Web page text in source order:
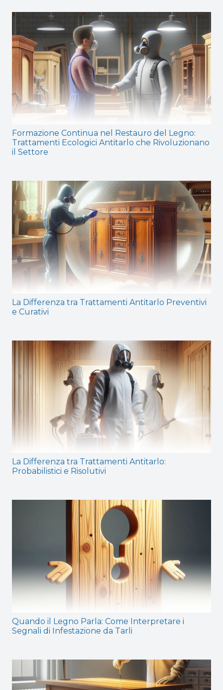
Formazione Continua nel Restauro del Legno:
Trattamenti Ecologici Antitarlo che Rivoluzionano
il Settore
La Differenza tra Trattamenti Antitarlo Preventivi
e Curativi
La Differenza tra Trattamenti Antitarlo:
Probabilistici e Risolutivi
Quando il Legno Parla: Come Interpretare i
Segnali di Infestazione da Tarli